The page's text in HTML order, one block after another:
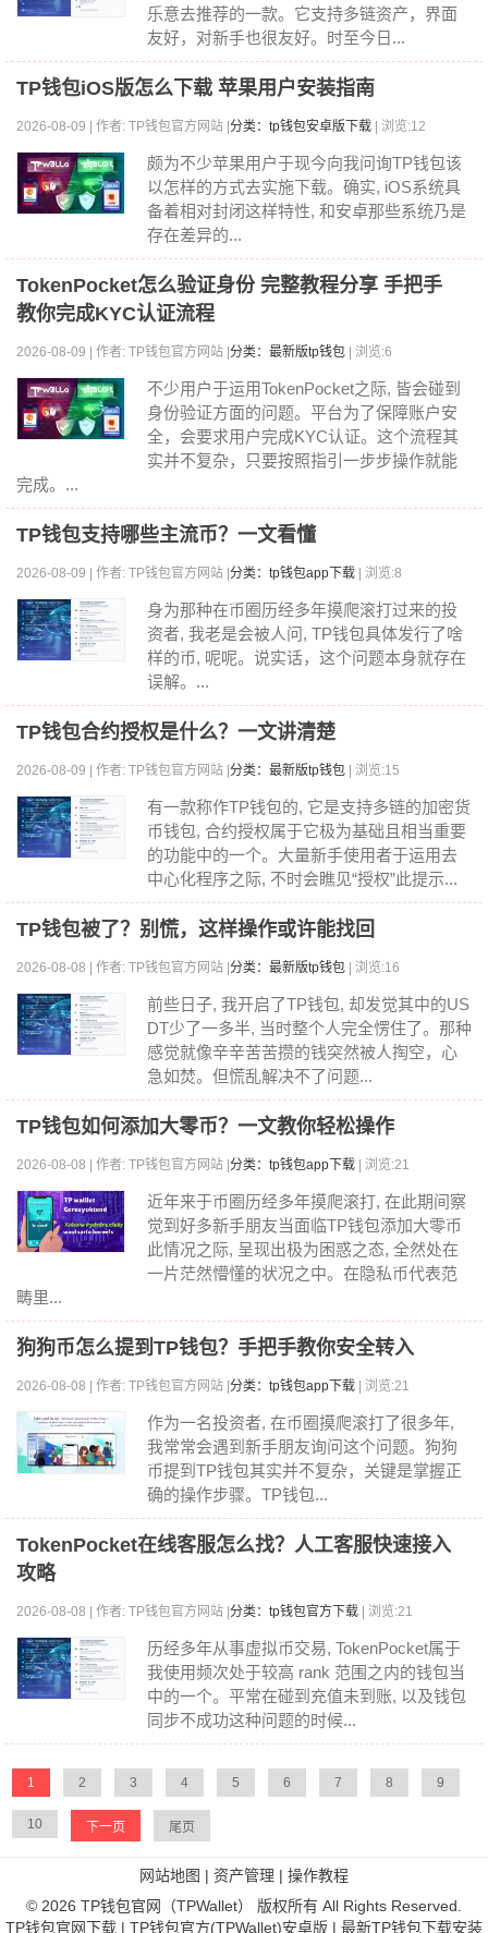
乐意去推荐的一款。它支持多链资产，界面
友好，对新手也很友好。时至今日...
TP钱包iOS版怎么下载 苹果用户安装指南
2026-08-09 | 作者: TP钱包官方网站 | 分类：tp钱包安卓版下载 | 浏览:12
颇为不少苹果用户于现今向我问询TP钱包该
以怎样的方式去实施下载。确实, iOS系统具
备着相对封闭这样特性, 和安卓那些系统乃是
存在差异的...
TokenPocket怎么验证身份 完整教程分享 手把手
教你完成KYC认证流程
2026-08-09 | 作者: TP钱包官方网站 | 分类：最新版tp钱包 | 浏览:6
不少用户于运用TokenPocket之际, 皆会碰到
身份验证方面的问题。平台为了保障账户安
全，会要求用户完成KYC认证。这个流程其
实并不复杂，只要按照指引一步步操作就能
完成。...
TP钱包支持哪些主流币？一文看懂
2026-08-09 | 作者: TP钱包官方网站 | 分类：tp钱包app下载 | 浏览:8
身为那种在币圈历经多年摸爬滚打过来的投
资者, 我老是会被人问, TP钱包具体发行了啥
样的币, 呢呢。说实话，这个问题本身就存在
误解。...
TP钱包合约授权是什么？一文讲清楚
2026-08-09 | 作者: TP钱包官方网站 | 分类：最新版tp钱包 | 浏览:15
有一款称作TP钱包的, 它是支持多链的加密货
币钱包, 合约授权属于它极为基础且相当重要
的功能中的一个。大量新手使用者于运用去
中心化程序之际, 不时会瞧见“授权”此提示...
TP钱包被了？别慌，这样操作或许能找回
2026-08-08 | 作者: TP钱包官方网站 | 分类：最新版tp钱包 | 浏览:16
前些日子, 我开启了TP钱包, 却发觉其中的US
DT少了一多半, 当时整个人完全愣住了。那种
感觉就像辛辛苦苦攒的钱突然被人掏空，心
急如焚。但慌乱解决不了问题...
TP钱包如何添加大零币？一文教你轻松操作
2026-08-08 | 作者: TP钱包官方网站 | 分类：tp钱包app下载 | 浏览:21
近年来于币圈历经多年摸爬滚打, 在此期间察
觉到好多新手朋友当面临TP钱包添加大零币
此情况之际, 呈现出极为困惑之态, 全然处在
一片茫然懵懂的状况之中。在隐私币代表范
畴里...
狗狗币怎么提到TP钱包？手把手教你安全转入
2026-08-08 | 作者: TP钱包官方网站 | 分类：tp钱包app下载 | 浏览:21
作为一名投资者, 在币圈摸爬滚打了很多年,
我常常会遇到新手朋友询问这个问题。狗狗
币提到TP钱包其实并不复杂，关键是掌握正
确的操作步骤。TP钱包...
TokenPocket在线客服怎么找？人工客服快速接入
攻略
2026-08-08 | 作者: TP钱包官方网站 | 分类：tp钱包官方下载 | 浏览:21
历经多年从事虚拟币交易, TokenPocket属于
我使用频次处于较高 rank 范围之内的钱包当
中的一个。平常在碰到充值未到账, 以及钱包
同步不成功这种问题的时候...
1 2 3 4 5 6 7 8 9
10 下一页 尾页
网站地图 | 资产管理 | 操作教程
© 2026 TP钱包官网（TPWallet） 版权所有 All Rights Reserved.
TP钱包官网下载 | TP钱包官方(TPWallet)安卓版 | 最新TP钱包下载安装